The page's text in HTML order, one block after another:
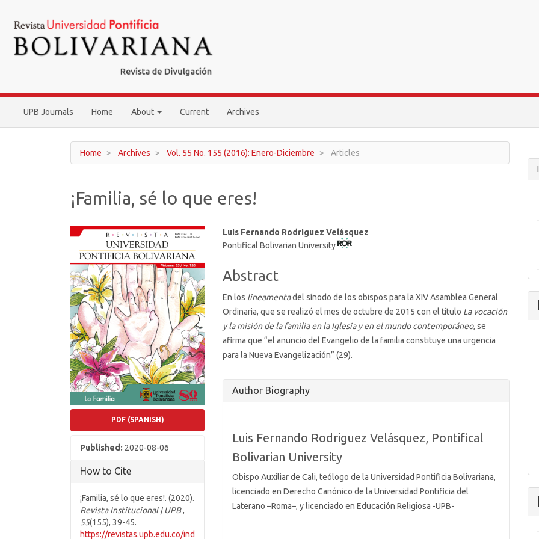
Navigation
Main
Content
Sidebar
UPB Journals Home About Current Archives
Home Archives Vol. 55 No. 155 (2016): Enero-Diciembre Articles
¡Familia, sé lo que eres!
Article
Sidebar
PDF (SPANISH)
Published: 2020-08-06
How to Cite
¡Familia, sé lo que eres!. (2020).
Revista Institucional | UPB,
55(155), 39-45.
https://revistas.upb.edu.co/ind
Main
Article
Luis Fernando Rodriguez Velásquez
Pontifical Bolivarian University
Abstract
En los lineamentadel sínodo de los obispos para la XIV Asamblea General
Ordinaria, que se realizó el mes de octubre de 2015 con el título La vocación
y la misión de la familia en la Iglesia y en el mundo contemporáneo, se
afirma que “el anuncio del Evangelio de la familia constituye una urgencia
para la Nueva Evangelización” (29).
Article
Author Biography
Luis Fernando Rodriguez Velásquez, Pontifical
Bolivarian University
Obispo Auxiliar de Cali, teólogo de la Universidad Pontificia Bolivariana,
licenciado en Derecho Canónico de la Universidad Pontificia del
Laterano –Roma–, y licenciado en Educación Religiosa -UPB-